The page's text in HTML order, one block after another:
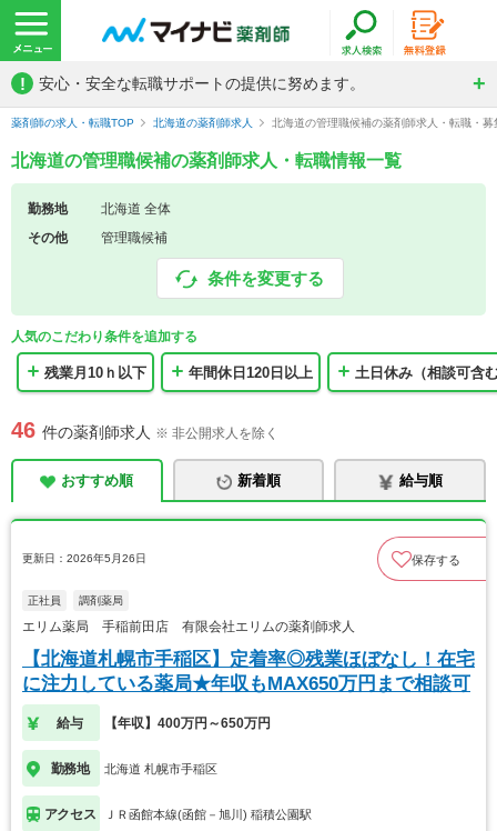
! 安心・安全な転職サポートの提供に努めます。
薬剤師の求人・転職TOP 北海道の薬剤師求人 北海道の管理職候補の薬剤師求人・転職・募
北海道の管理職候補の薬剤師求人・転職情報一覧
勤務地
北海道 全体
その他
管理職候補
条件を変更する
人気のこだわり条件を追加する
残業月10ｈ以下 年間休日120日以上 土日休み（相談可含
46 件の薬剤師求人 ※ 非公開求人を除く
おすすめ順 新着順 給与順
更新日：2026年5月26日 保存する
正社員 調剤薬局
エリム薬局 手稲前田店 有限会社エリムの薬剤師求人
【北海道札幌市手稲区】定着率◎残業ほぼなし！在宅
に注力している薬局★年収もMAX650万円まで相談可
給与 【年収】400万円～650万円
勤務地 北海道 札幌市手稲区
アクセス ＪＲ函館本線(函館－旭川) 稲積公園駅